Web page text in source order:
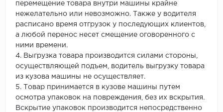
перемещение товара внутри машины крайне
нежелательно или невозможно. Также у водителя
расписано время отгрузок у последующих клиентов,
а любой перенос несет смещение оговоренного с
ними времени.
4. Выгрузка товара производится силами стороны,
осуществляющей подъем, водитель выгрузку товара
из кузова машины не осуществляет.
5. Товар принимается в кузове машины путем
осмотра упаковок на повреждения, без их вскрытия.
Вскрытие упаковок производится непосредственно